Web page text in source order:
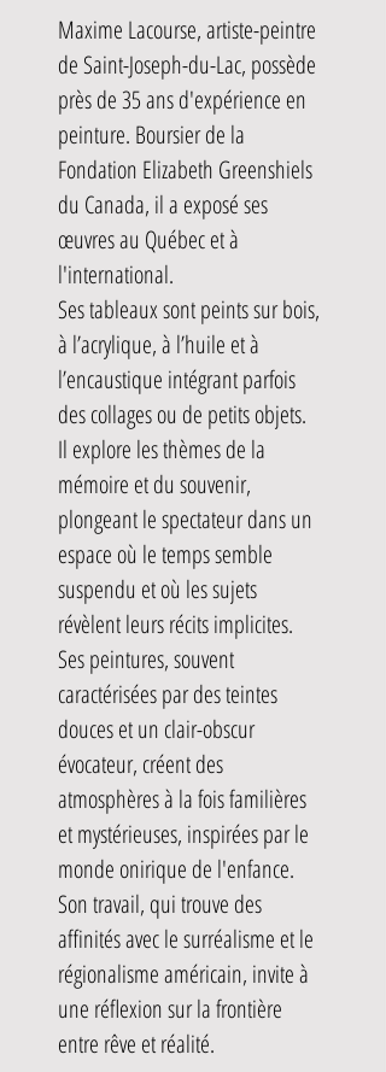
Maxime Lacourse, artiste-peintre
de Saint-Joseph-du-Lac, possède
près de 35 ans d'expérience en
peinture. Boursier de la
Fondation Elizabeth Greenshiels
du Canada, il a exposé ses
œuvres au Québec et à
l'international.
Ses tableaux sont peints sur bois,
à l’acrylique, à l’huile et à
l’encaustique intégrant parfois
des collages ou de petits objets.
Il explore les thèmes de la
mémoire et du souvenir,
plongeant le spectateur dans un
espace où le temps semble
suspendu et où les sujets
révèlent leurs récits implicites.
Ses peintures, souvent
caractérisées par des teintes
douces et un clair-obscur
évocateur, créent des
atmosphères à la fois familières
et mystérieuses, inspirées par le
monde onirique de l'enfance.
Son travail, qui trouve des
affinités avec le surréalisme et le
régionalisme américain, invite à
une réflexion sur la frontière
entre rêve et réalité.